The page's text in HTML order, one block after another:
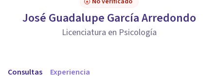
José Guadalupe García Arredondo
Licenciatura en Psicología
Consultas Experiencia